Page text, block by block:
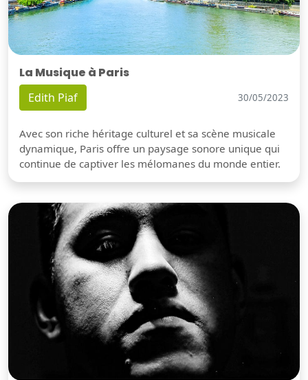
La Musique à Paris
Edith Piaf 30/05/2023
Avec son riche héritage culturel et sa scène musicale
dynamique, Paris offre un paysage sonore unique qui
continue de captiver les mélomanes du monde entier.